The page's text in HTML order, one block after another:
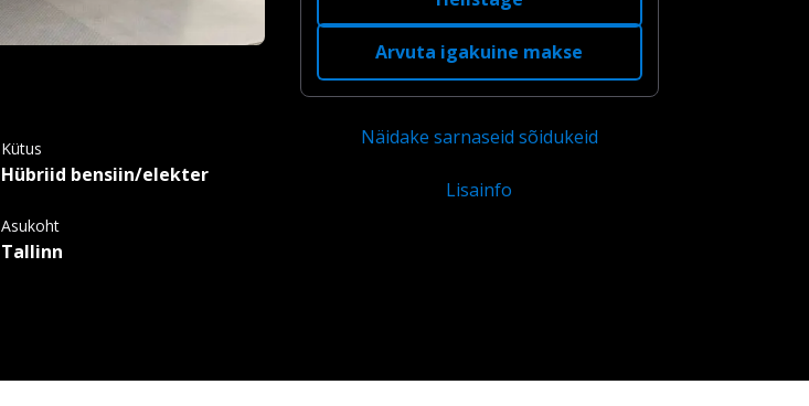
Kütus
Hübriid bensiin/elekter
Asukoht
Tallinn
Arvuta igakuine makse
Näidake sarnaseid sõidukeid
Lisainfo